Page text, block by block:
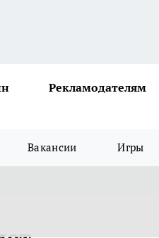
Рекламодателям
Вакансии Игры